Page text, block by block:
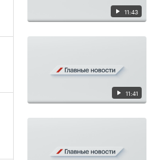
11:43
11:41